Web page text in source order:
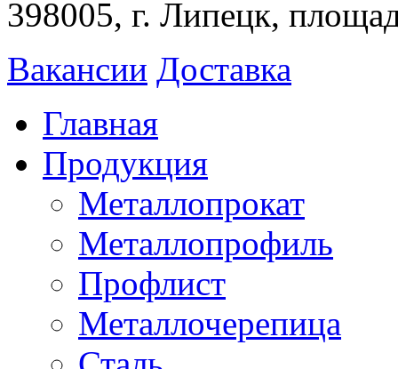
398005, г. Липецк,
Вакансии Доставка
Главная
Продукция
Металлопрокат
Металлопрофиль
Профлист
Металлочерепица